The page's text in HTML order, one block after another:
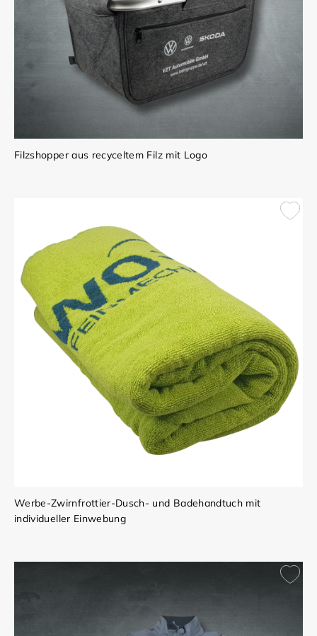
Filzshopper aus recyceltem Filz mit Logo
Werbe-Zwirnfrottier-Dusch- und Badehandtuch mit
individueller Einwebung